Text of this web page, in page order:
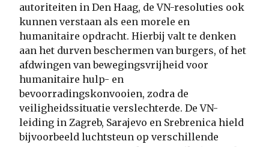
autoriteiten in Den Haag, de VN-resoluties ook
kunnen verstaan als een morele en
humanitaire opdracht. Hierbij valt te denken
aan het durven beschermen van burgers, of het
afdwingen van bewegingsvrijheid voor
humanitaire hulp- en
bevoorradingskonvooien, zodra de
veiligheidssituatie verslechterde. De VN-
leiding in Zagreb, Sarajevo en Srebrenica hield
bijvoorbeeld luchtsteun op verschillende